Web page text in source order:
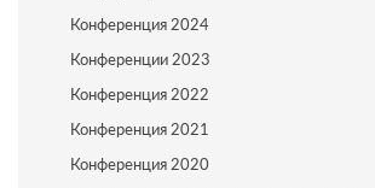
Конференция 2024
Конференции 2023
Конференция 2022
Конференция 2021
Конференция 2020